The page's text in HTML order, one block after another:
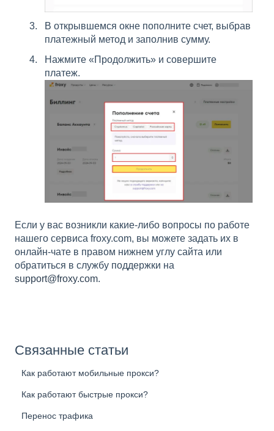
В открывшемся окне пополните счет, выбрав
платежный метод и заполнив сумму.
Нажмите «Продолжить» и совершите
платеж.
Если у вас возникли какие-либо вопросы по работе
нашего сервиса froxy.com, вы можете задать их в
онлайн-чате в правом нижнем углу сайта или
обратиться в службу поддержки на
support@froxy.com.
Связанные статьи
Как работают мобильные прокси?
Как работают быстрые прокси?
Перенос трафика